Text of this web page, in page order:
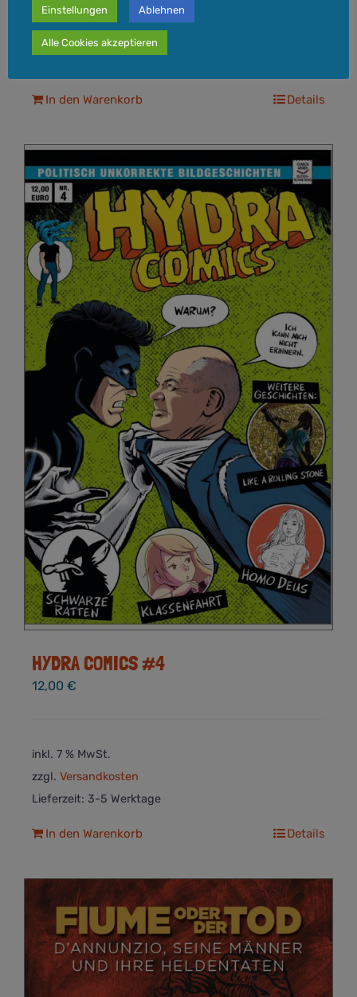
inkl. 7 % MwSt.
zzgl.Versandkosten
In den Warenkorb Details
HYDRA COMICS #4
12,00 €
inkl. 7 % MwSt.
zzgl. Versandkosten
Lieferzeit: 3-5 Werktage
In den Warenkorb Details
Einstellungen Ablehnen
Alle Cookies akzeptieren